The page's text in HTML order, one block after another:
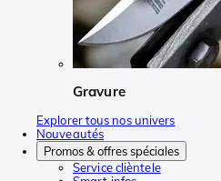
Gravure
Explorer tous nos univers
Nouveautés
Promos & offres spéciales
Service clièntele